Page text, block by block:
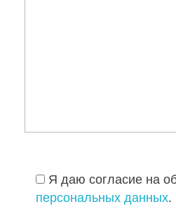
Я даю согласие на
персональных данных.